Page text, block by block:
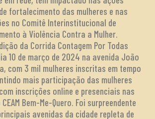
fortalecimento das mulheres e nas
no Comitê Interinstitucional de
à Violência Contra a Mulher.
da Corrida Contagem Por Todas
10 de março de 2024 na avenida João
com 3 mil mulheres inscritas em tempo
mais participação das mulheres
inscrições online e presenciais nas
Bem-Me-Quero. Foi surpreendente
avenidas da cidade repleta de